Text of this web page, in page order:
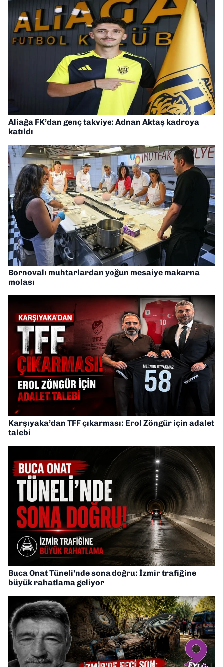
Aliağa FK’dan genç takviye: Adnan Aktaş kadroya
katıldı
Bornovalı muhtarlardan yoğun mesaiye makarna
molası
Karşıyaka’dan TFF çıkarması: Erol Zöngür için adalet
talebi
Buca Onat Tüneli’nde sona doğru: İzmir trafiğine
büyük rahatlama geliyor